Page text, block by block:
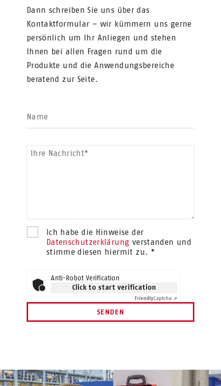
Dann schreiben Sie uns über das
Kontaktformular – wir kümmern uns gerne
persönlich um Ihr Anliegen und stehen
Ihnen bei allen Fragen rund um die
Produkte und die Anwendungsbereiche
beratend zur Seite.
Name
Ihre Nachricht*
Ich habe die Hinweise der
Datenschutzerklärung verstanden und
stimme diesen hiermit zu. *
Anti-Robot Verification
Click to start verification
FriendlyCaptcha ⇗
SENDEN